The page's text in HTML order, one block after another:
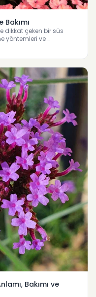
dikkat çeken bir süs
yöntemleri ve …
Bakımı ve